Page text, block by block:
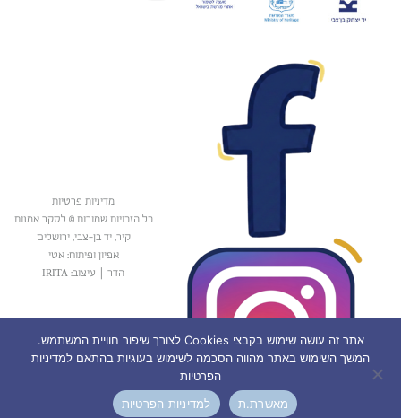
מדיניות פרטיות
כל הזכויות שמורות © לסקר אמנות
קיר, יד בן-צבי, ירושלים
אפיון ופיתוח: אטי
הדר
עיצוב: IRITA
אתר זה עושה שימוש בקבצי Cookies לצורך שיפור חוויית המשתמש.
המשך השימוש באתר מהווה הסכמה לשימוש בעוגיות בהתאם למדיניות
הפרטיות
מאשרת.ת
למדיניות הפרטיות